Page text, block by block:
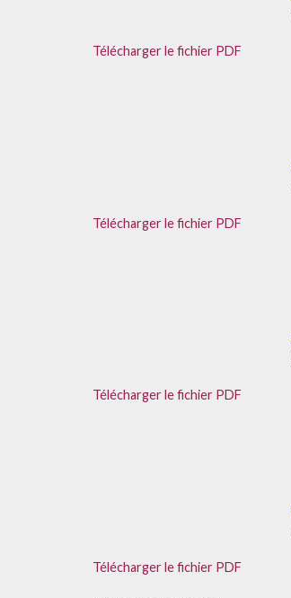
Télécharger le fichier PDF
Télécharger le fichier PDF
Télécharger le fichier PDF
Télécharger le fichier PDF